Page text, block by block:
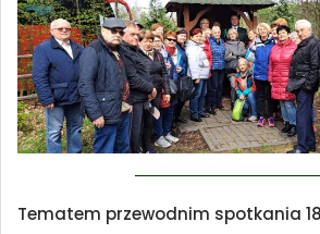
Tematem przewodnim spotkania